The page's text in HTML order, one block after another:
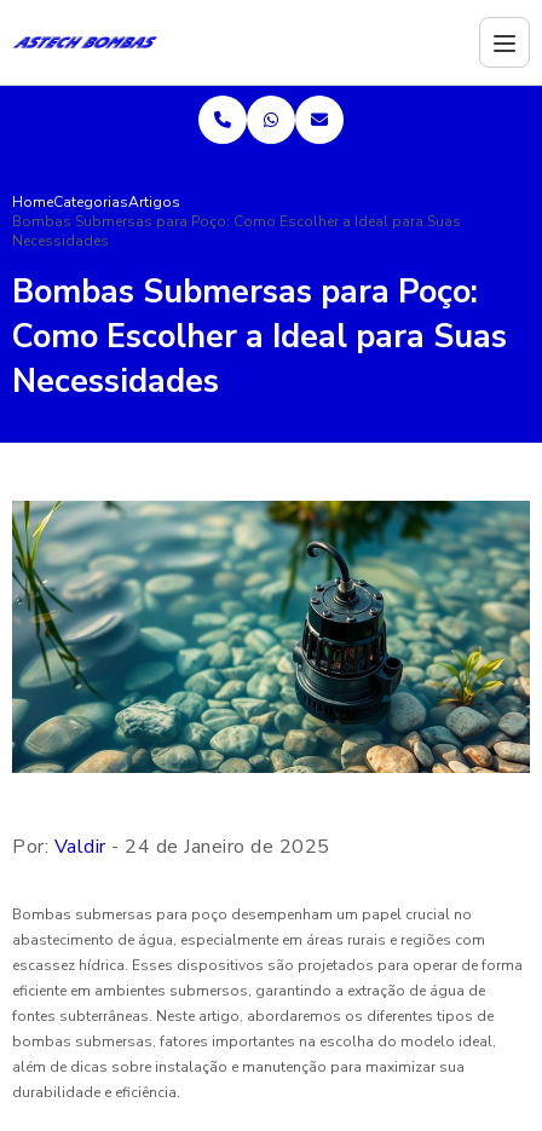
HomeCategoriasArtigos
Bombas Submersas para Poço: Como Escolher a Ideal para Suas
Necessidades
Bombas Submersas para Poço:
Como Escolher a Ideal para Suas
Necessidades
Por: Valdir- 24 de Janeiro de 2025
Bombas submersas para poço desempenham um papel crucial no
abastecimento de água, especialmente em áreas rurais e regiões com
escassez hídrica. Esses dispositivos são projetados para operar de forma
eficiente em ambientes submersos, garantindo a extração de água de
fontes subterrâneas. Neste artigo, abordaremos os diferentes tipos de
bombas submersas, fatores importantes na escolha do modelo ideal,
além de dicas sobre instalação e manutenção para maximizar sua
durabilidade e eficiência.